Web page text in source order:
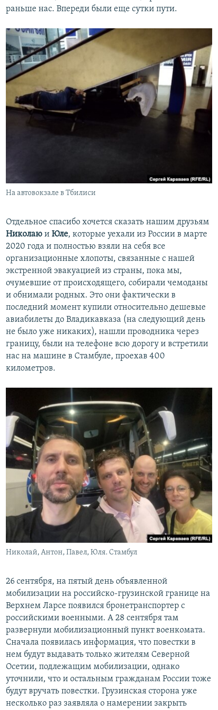
раньше нас. Впереди были еще сутки пути.
На автовокзале в Тбилиси
Отдельное спасибо хочется сказать нашим друзьям
Николаю и Юле, которые уехали из России в марте
2020 года и полностью взяли на себя все
организационные хлопоты, связанные с нашей
экстренной эвакуацией из страны, пока мы,
очумевшие от происходящего, собирали чемоданы
и обнимали родных. Это они фактически в
последний момент купили относительно дешевые
авиабилеты до Владикавказа (на следующий день
не было уже никаких), нашли проводника через
границу, были на телефоне всю дорогу и встретили
нас на машине в Стамбуле, проехав 400
километров.
Николай, Антон, Павел, Юля. Стамбул
26 сентября, на пятый день объявленной
мобилизации на российско-грузинской границе на
Верхнем Ларсе появился бронетранспортер с
российскими военными. А 28 сентября там
развернули мобилизационный пункт военкомата.
Сначала появилась информация, что повестки в
нем будут выдавать только жителям Северной
Осетии, подлежащим мобилизации, однако
уточнили, что и остальным гражданам России тоже
будут вручать повестки. Грузинская сторона уже
несколько раз заявляла о намерении закрыть